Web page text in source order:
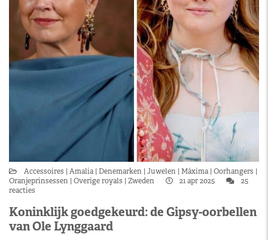
Accessoires Amalia Denemarken Juwelen Máxima Oorhangers
Oranjeprinsessen Overige royals Zweden 21 apr 2025
25
reacties
Koninklijk goedgekeurd: de Gipsy-oorbellen
van Ole Lynggaard